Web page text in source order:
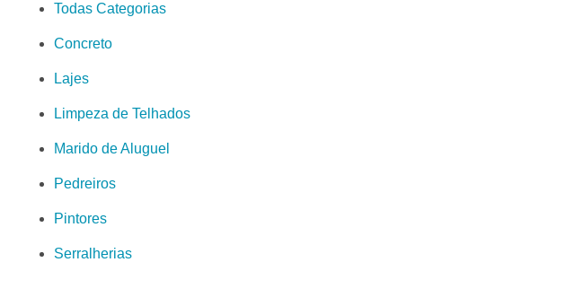
Todas Categorias
Concreto
Lajes
Limpeza de Telhados
Marido de Aluguel
Pedreiros
Pintores
Serralherias